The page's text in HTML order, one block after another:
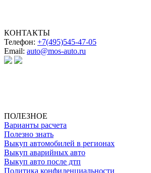
КОНТАКТЫ
Телефон: +7(495)545-47-05
Email: auto@mos-auto.ru
ПОЛЕЗНОЕ
Варианты расчета
Полезно знать
Выкуп автомобилей в регионах
Выкуп аварийных авто
Выкуп авто после дтп
Политика конфиденциальности